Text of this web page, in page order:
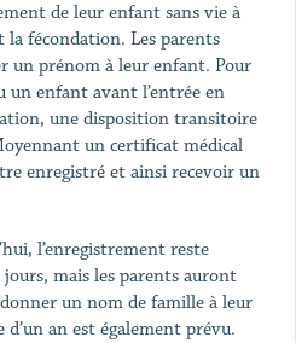
de leur enfant sans vie à
fécondation. Les parents
un prénom à leur enfant. Pour
un enfant avant l’entrée en
une disposition transitoire
un certificat médical
enregistré et ainsi recevoir un
l’enregistrement reste
mais les parents auront
un nom de famille à leur
an est également prévu.